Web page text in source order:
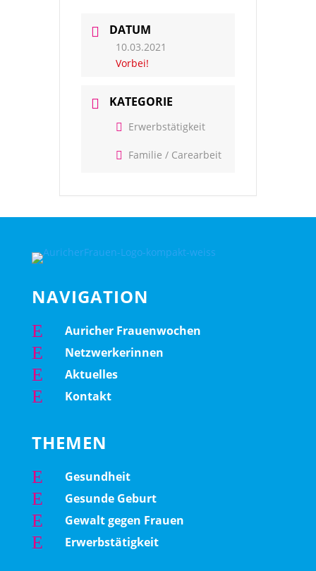
DATUM
10.03.2021
Vorbei!
KATEGORIE
Erwerbstätigkeit
Familie / Carearbeit
NAVIGATION
E Auricher Frauenwochen
E Netzwerkerinnen
E Aktuelles
E Kontakt
THEMEN
E Gesundheit
E Gesunde Geburt
E Gewalt gegen Frauen
E Erwerbstätigkeit